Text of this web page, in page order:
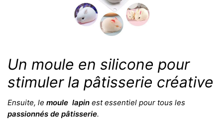
Un moule en silicone pour
stimuler la pâtisserie créative
Ensuite, le moule lapin est essentiel pour tous les
passionnés de pâtisserie.